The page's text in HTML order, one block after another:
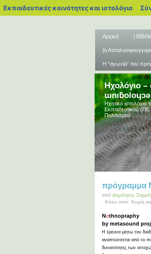
Εκπαιδευτικές κοινότητες και ιστολόγια
Αρχική |
|η
Η “αγωνία” του
Ηχολόγιο
Ηχητικό ιστολόγιο
Εκπαιδευτικού
Πολιτισμού
πρόγραμμα
από Δημήτρης
· Κάτω από: Χωρίς
Nethnopraphy
by metasound
Η έρευνα μέσω του
αναπτύσσεται από το
δυνατότητες των